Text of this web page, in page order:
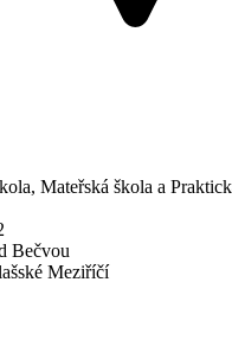
Mateřská škola a
Bečvou
Meziříčí